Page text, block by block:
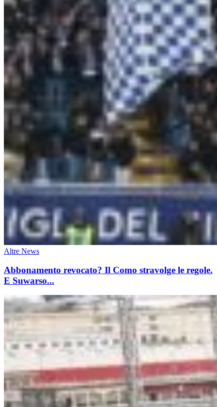
Altre News
Abbonamento revocato? Il Como stravolge le regole.
E Suwarso...